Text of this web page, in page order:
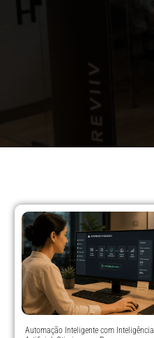
Automação Inteligente com Inteligência